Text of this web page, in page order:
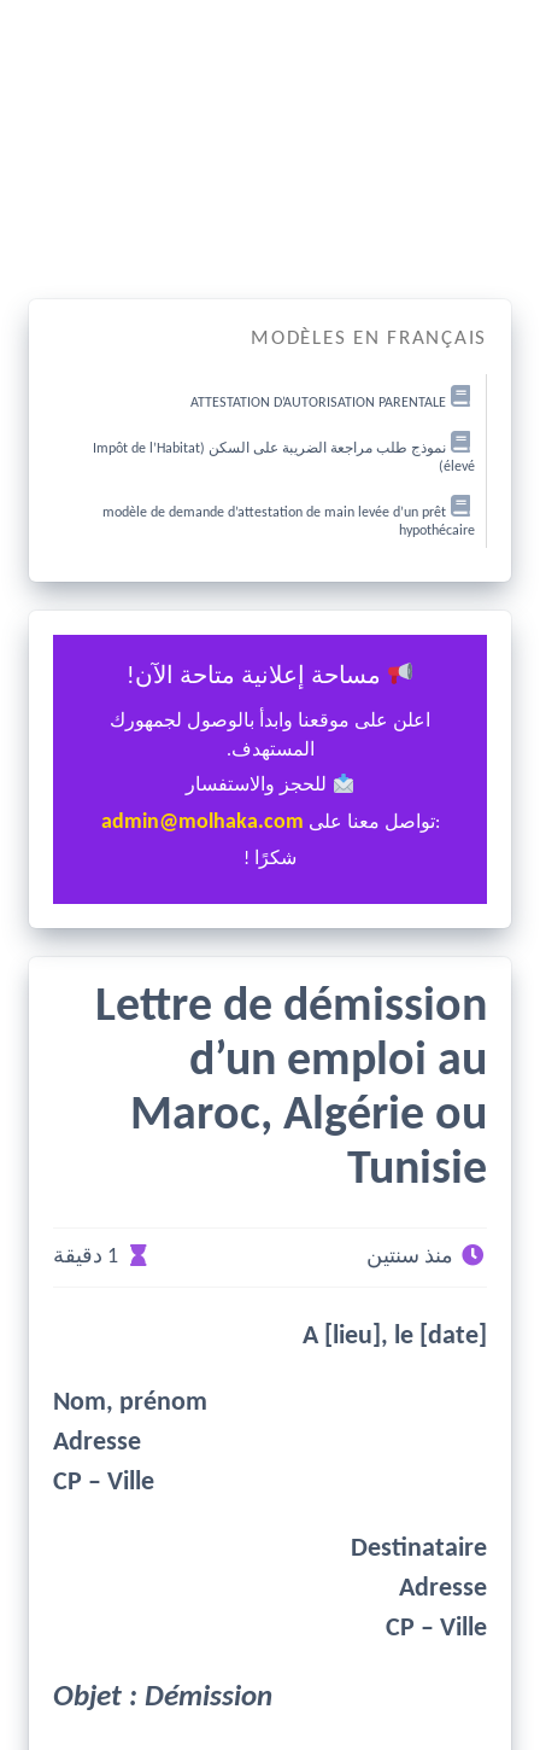
MODÈLES EN FRANÇAIS
ATTESTATION D’AUTORISATION PARENTALE
نموذج طلب مراجعة الضريبة على السكن (Impôt de l’Habitat
élevé)
modèle de demande d’attestation de main levée d’un prêt
hypothécaire
مساحة إعلانية متاحة الآن!
اعلن على موقعنا وابدأ بالوصول لجمهورك
المستهدف.
للحجز والاستفسار
:تواصل معنا على admin@molhaka.com
شكرًا !
Lettre de démission
d’un emploi au
Maroc, Algérie ou
Tunisie
منذ سنتين 1 دقيقة
A [lieu], le [date]
Nom, prénom
Adresse
CP – Ville
Destinataire
Adresse
CP – Ville
Objet : Démission